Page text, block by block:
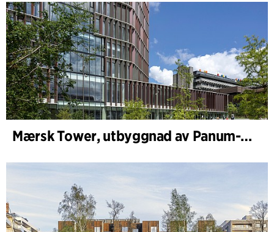
Mærsk Tower, utbyggnad av Panum-komplexet